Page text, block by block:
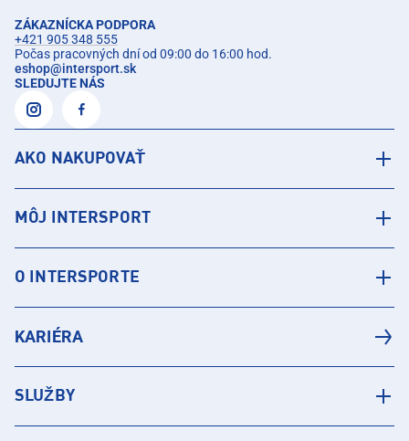
ZÁKAZNÍCKA PODPORA
+421 905 348 555
Počas pracovných dní od 09:00 do 16:00 hod.
eshop@intersport.sk
SLEDUJTE NÁS
AKO NAKUPOVAŤ
MÔJ INTERSPORT
O INTERSPORTE
KARIÉRA
SLUŽBY